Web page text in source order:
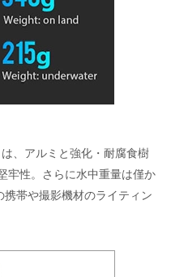
、アルミと強化・耐腐食樹
牢性。さらに水中重量は僅か
帯や撮影機材のライティン